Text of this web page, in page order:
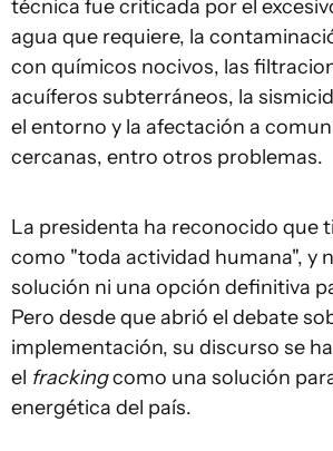
técnica fue criticada por el
agua que requiere, la
con químicos nocivos, las
acuíferos subterráneos, la
el entorno y la afectación a
cercanas, entro otros problemas.
La presidenta ha reconocido que
como "toda actividad humana", y
solución ni una opción definitiva
Pero desde que abrió el debate
implementación, su discurso se
el frackingcomo una solución
energética del país.